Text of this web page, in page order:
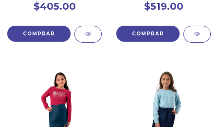
$405.00
COMPRAR
$519.00
COMPRAR